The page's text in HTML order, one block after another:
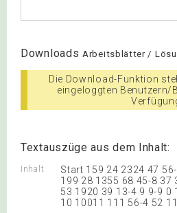
Downloads Arbeitsblätter /
Die Download-Funktion
eingeloggten Benutzern/
Textauszüge aus dem Inhalt:
Inhalt
Start 159 24 2324 47
199 28 1355 68 45-8 37
53 1920 39 13-4 9 9-9 0
10 10011 111 56-4 52